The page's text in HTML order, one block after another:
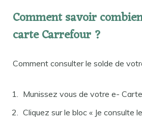
Comment savoir
carte Carrefour ?
Comment consulter le solde de
Munissez vous de votre e-
Cliquez sur le bloc « Je consulte